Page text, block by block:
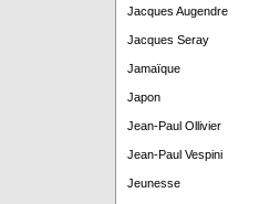
Jacques Augendre
Jacques Seray
Jamaïque
Japon
Jean-Paul Ollivier
Jean-Paul Vespini
Jeunesse